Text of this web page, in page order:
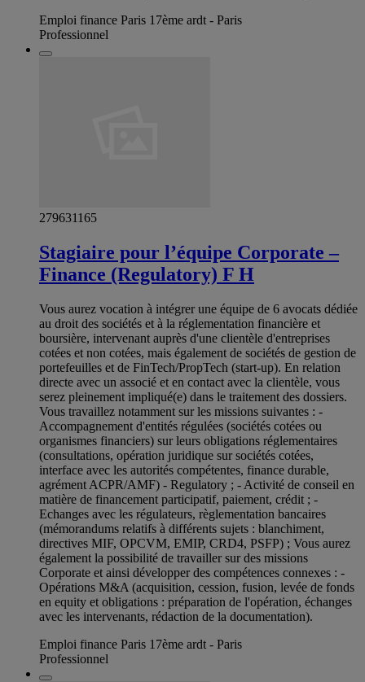
Emploi finance Paris 17ème ardt - Paris
Professionnel
279631165
Stagiaire pour l’équipe Corporate –
Finance (Regulatory) F H
Vous aurez vocation à intégrer une équipe de 6 avocats dédiée
au droit des sociétés et à la réglementation financière et
boursière, intervenant auprès d'une clientèle d'entreprises
cotées et non cotées, mais également de sociétés de gestion de
portefeuilles et de FinTech/PropTech (start-up). En relation
directe avec un associé et en contact avec la clientèle, vous
serez pleinement impliqué(e) dans le traitement des dossiers.
Vous travaillez notamment sur les missions suivantes : -
Accompagnement d'entités régulées (sociétés cotées ou
organismes financiers) sur leurs obligations réglementaires
(consultations, opération juridique sur sociétés cotées,
interface avec les autorités compétentes, finance durable,
agrément ACPR/AMF) - Regulatory ; - Activité de conseil en
matière de financement participatif, paiement, crédit ; -
Echanges avec les régulateurs, règlementation bancaires
(mémorandums relatifs à différents sujets : blanchiment,
directives MIF, OPCVM, EMIP, CRD4, PSFP) ; Vous aurez
également la possibilité de travailler sur des missions
Corporate et ainsi développer des compétences connexes : -
Opérations M&A (acquisition, cession, fusion, levée de fonds
en equity et obligations : préparation de l'opération, échanges
avec les intervenants, rédaction de la documentation).
Emploi finance Paris 17ème ardt - Paris
Professionnel